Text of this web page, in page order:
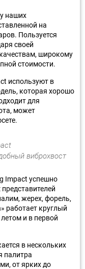
наших
на
Пользуется
своей
широкому
стоимости.
используют в
которая хорошо
для
может
виброхвост
Impact успешно
жерех, форель,
работает круглый
и в первой
в нескольких
палитра
от ярких до